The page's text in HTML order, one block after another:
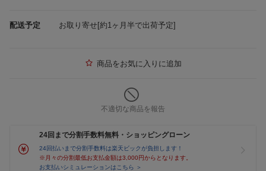
配送予定 お取り寄せ[約1ヶ月半で出荷予定]
商品をお気に入りに追加
不適切な商品を報告
24回まで分割手数料無料・ショッピングローン
24回払いまで分割手数料は楽天ビックが負担します！
※月々の分割最低お支払金額は3,000円からとなります。
お支払いシミュレーションはこちら ＞